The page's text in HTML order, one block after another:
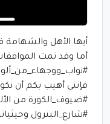
أيها الأهل والشهامة
أما وقد تمت
فإنني أهيب بكم أن
#ضيوف_الكورة من
#شارع_البترول